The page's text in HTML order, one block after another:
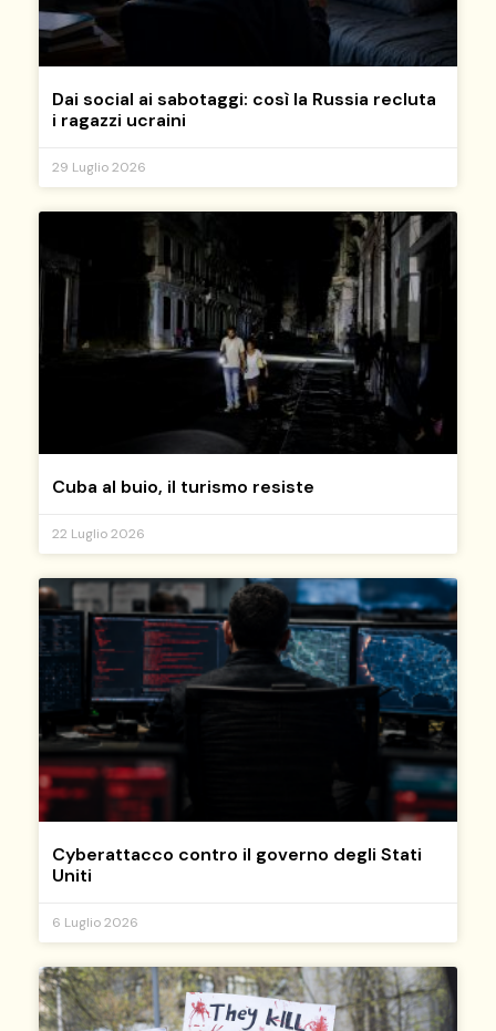
Dai social ai sabotaggi: così la Russia recluta
i ragazzi ucraini
29 Luglio 2026
Cuba al buio, il turismo resiste
22 Luglio 2026
Cyberattacco contro il governo degli Stati
Uniti
6 Luglio 2026